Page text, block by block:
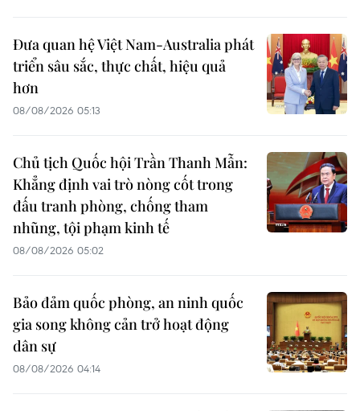
Đưa quan hệ Việt Nam-Australia phát
triển sâu sắc, thực chất, hiệu quả
hơn
08/08/2026 05:13
Chủ tịch Quốc hội Trần Thanh Mẫn:
Khẳng định vai trò nòng cốt trong
đấu tranh phòng, chống tham
nhũng, tội phạm kinh tế
08/08/2026 05:02
Bảo đảm quốc phòng, an ninh quốc
gia song không cản trở hoạt động
dân sự
08/08/2026 04:14